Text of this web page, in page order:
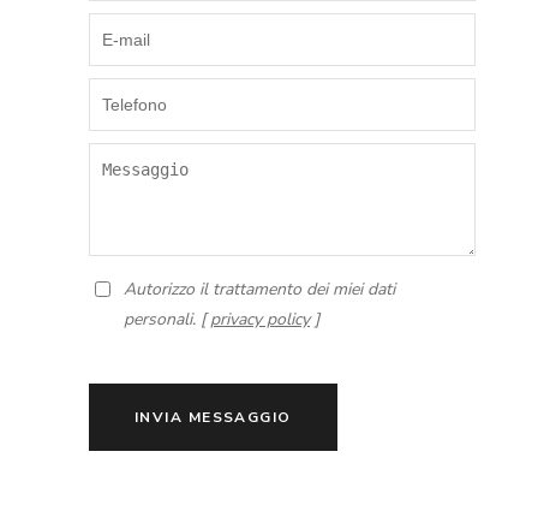
Autorizzo il trattamento dei miei dati
personali. [privacy policy]
INVIA MESSAGGIO